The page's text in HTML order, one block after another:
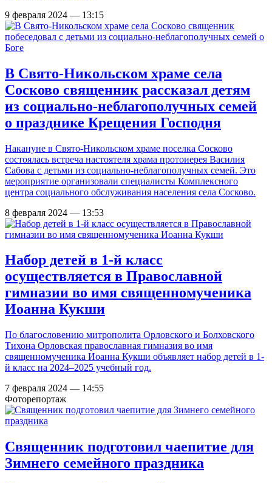
9 февраля 2024 — 13:15
В Свято-Никольском храме села
Сосково священник рассказал детям
из социально-неблагополучных семей
о празднике Крещения Господня
Накануне в Свято-Никольском храме поселка Сосково
состоялась встреча настоятеля храма протоиерея Василия
Сабова с детьми из социально-неблагополучных семей. Это
мероприятие организовали специалисты Комплексного
центра социального обслуживания населения села Сосково.
8 февраля 2024 — 13:53
Набор детей в 1-й класс
осуществляется в Православной
гимназии во имя священномученика
Иоанна Кукши
По благословению митрополита Орловского и Болховского
Тихона Орловская православная гимназия во имя
священномученика Иоанна Кукши объявляет набор детей в 1-
й класс на 2024–2025 учебный год.
7 февраля 2024 — 14:55
Фоторепортаж
Священник подготовил чаепитие для
Зимнего семейного праздника